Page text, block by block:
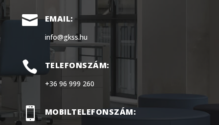
 EMAIL:
info@gkss.hu
 TELEFONSZÁM:
+36 96 999 260
 MOBILTELEFONSZÁM: